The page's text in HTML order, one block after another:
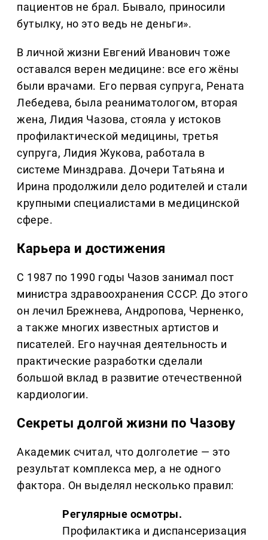
пациентов не брал. Бывало, приносили
бутылку, но это ведь не деньги».
В личной жизни Евгений Иванович тоже
оставался верен медицине: все его жёны
были врачами. Его первая супруга, Рената
Лебедева, была реаниматологом, вторая
жена, Лидия Чазова, стояла у истоков
профилактической медицины, третья
супруга, Лидия Жукова, работала в
системе Минздрава. Дочери Татьяна и
Ирина продолжили дело родителей и стали
крупными специалистами в медицинской
сфере.
Карьера и достижения
С 1987 по 1990 годы Чазов занимал пост
министра здравоохранения СССР. До этого
он лечил Брежнева, Андропова, Черненко,
а также многих известных артистов и
писателей. Его научная деятельность и
практические разработки сделали
большой вклад в развитие отечественной
кардиологии.
Секреты долгой жизни по Чазову
Академик считал, что долголетие — это
результат комплекса мер, а не одного
фактора. Он выделял несколько правил:
Регулярные осмотры.
Профилактика и диспансеризация